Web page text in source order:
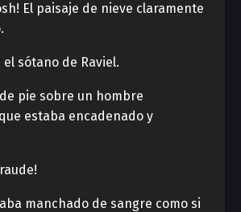
El paisaje de nieve claramente
sótano de Raviel.
pie sobre un hombre
estaba encadenado y
manchado de sangre como si